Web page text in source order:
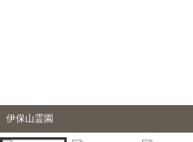
伊保山霊園